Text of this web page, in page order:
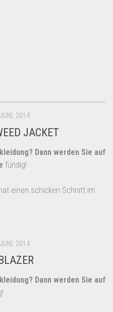
2014
JACKET
Dann werden Sie auf
fündig!
einen schicken Schnitt im
2014
Dann werden Sie auf